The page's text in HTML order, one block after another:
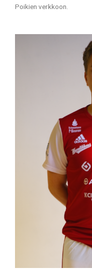
Poikien verkkoon.